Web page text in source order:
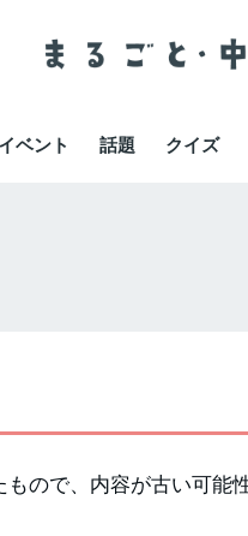
イベント 話題 クイズ
ので、内容が古い可能